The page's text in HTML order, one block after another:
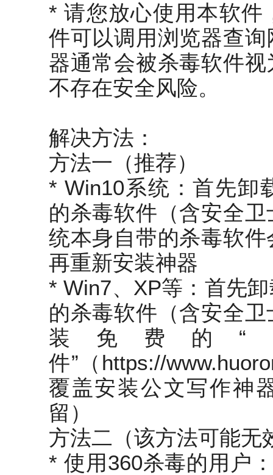
* 请您放心使用本软件
件可以调用浏览器查
器通常会被杀毒软件
不存在安全风险。
解决方法：
方法一（推荐）
* Win10系统：首先卸
的杀毒软件（含安全
统本身自带的杀毒软
再重新安装神器
* Win7、XP等：首先
的杀毒软件（含安全
装免费的“
件”（https://
覆盖安装公文写作神
留）
方法二（该方法可能无
* 使用360杀毒的用户